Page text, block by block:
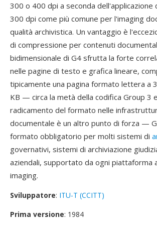
300 o 400 dpi a seconda dell'applicazione
300 dpi come più comune per l'imaging
qualità archivistica. Un vantaggio è
di compressione per contenuti
bidimensionale di G4 sfrutta la forte
nelle pagine di testo e grafica lineare,
tipicamente una pagina formato lettera a
KB — circa la metà della codifica Group 3
radicamento del formato nelle
documentale è un altro punto di forza —
formato obbligatorio per molti sistemi di
governativi, sistemi di archiviazione
aziendali, supportato da ogni piattaforma
imaging.
Sviluppatore: ITU-T (CCITT)
Prima versione: 1984